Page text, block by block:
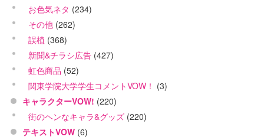
お色気ネタ (234)
その他 (262)
誤植 (368)
新聞&チラシ広告 (427)
虹色商品 (52)
関東学院大学学生コメントVOW！ (3)
キャラクターVOW! (220)
街のヘンなキャラ&グッズ (220)
テキストVOW (6)